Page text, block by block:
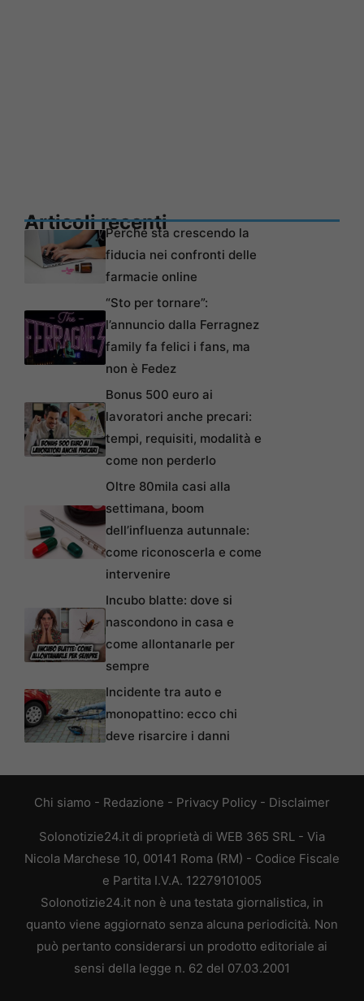
Articoli recentiPerché sta crescendo la
fiducia nei confronti delle
farmacie online
“Sto per tornare”:
l’annuncio dalla Ferragnez
family fa felici i fans, ma
non è Fedez
Bonus 500 euro ai
lavoratori anche precari:
tempi, requisiti, modalità e
come non perderlo
Oltre 80mila casi alla
settimana, boom
dell’influenza autunnale:
come riconoscerla e come
intervenire
Incubo blatte: dove si
nascondono in casa e
come allontanarle per
sempre
Incidente tra auto e
monopattino: ecco chi
deve risarcire i danni
Chi siamo - Redazione - Privacy Policy - Disclaimer
Solonotizie24.it di proprietà di WEB 365 SRL - Via
Nicola Marchese 10, 00141 Roma (RM) - Codice Fiscale
e Partita I.V.A. 12279101005
Solonotizie24.it non è una testata giornalistica, in
quanto viene aggiornato senza alcuna periodicità. Non
può pertanto considerarsi un prodotto editoriale ai
sensi della legge n. 62 del 07.03.2001